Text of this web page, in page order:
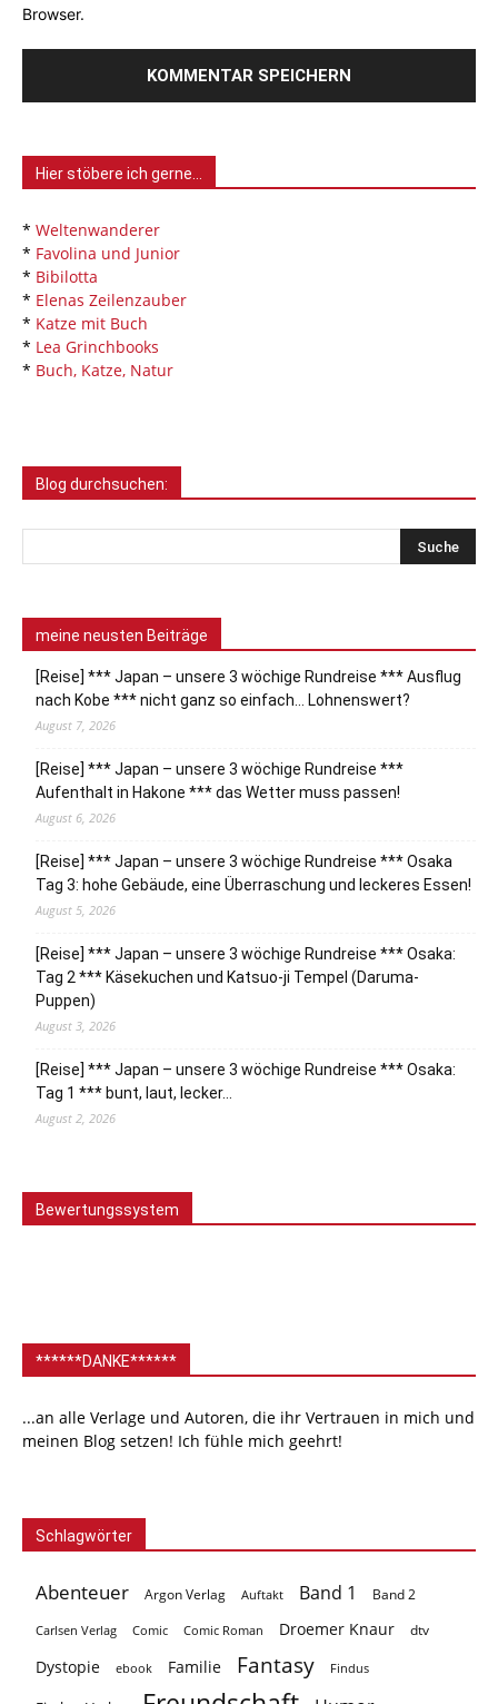
Browser.
Hier stöbere ich gerne…
* Weltenwanderer
* Favolina und Junior
* Bibilotta
* Elenas Zeilenzauber
* Katze mit Buch
* Lea Grinchbooks
* Buch, Katze, Natur
Blog durchsuchen:
meine neusten Beiträge
[Reise] *** Japan – unsere 3 wöchige Rundreise *** Ausflug
nach Kobe *** nicht ganz so einfach… Lohnenswert?
August 7, 2026
[Reise] *** Japan – unsere 3 wöchige Rundreise ***
Aufenthalt in Hakone *** das Wetter muss passen!
August 6, 2026
[Reise] *** Japan – unsere 3 wöchige Rundreise *** Osaka
Tag 3: hohe Gebäude, eine Überraschung und leckeres Essen!
August 5, 2026
[Reise] *** Japan – unsere 3 wöchige Rundreise *** Osaka:
Tag 2 *** Käsekuchen und Katsuo-ji Tempel (Daruma-
Puppen)
August 3, 2026
[Reise] *** Japan – unsere 3 wöchige Rundreise *** Osaka:
Tag 1 *** bunt, laut, lecker…
August 2, 2026
Bewertungssystem
******DANKE******
...an alle Verlage und Autoren, die ihr Vertrauen in mich und
meinen Blog setzen! Ich fühle mich geehrt!
Schlagwörter
Abenteuer Argon Verlag Auftakt Band 1 Band 2
Carlsen Verlag Comic Comic Roman Droemer Knaur dtv
Dystopie ebook Familie Fantasy Findus